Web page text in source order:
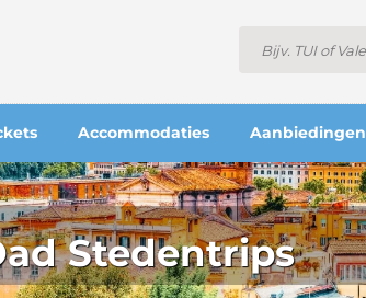
Accommodaties Aanbiedingen
Stedentrips